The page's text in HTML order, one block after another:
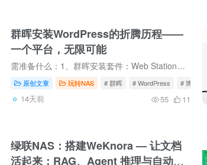
群晖安装WordPress的折腾历程——
一个平台，无限可能
需准备什么：1、群晖安装套件：Web Station、PHP8.0、MariaDB 10、phpMyAdmin、nginx或apache HTTP Server 2.42、准备安装包：下载​**WordPress​、可购买一个好看的子比主题**3、打开准备访问...
原创文章 玩转NAS # 群晖 # WordPress # 博客
14天前 55 11
绿联NAS：搭建WeKnora — 让文档
活起来：RAG、Agent 推理与自动